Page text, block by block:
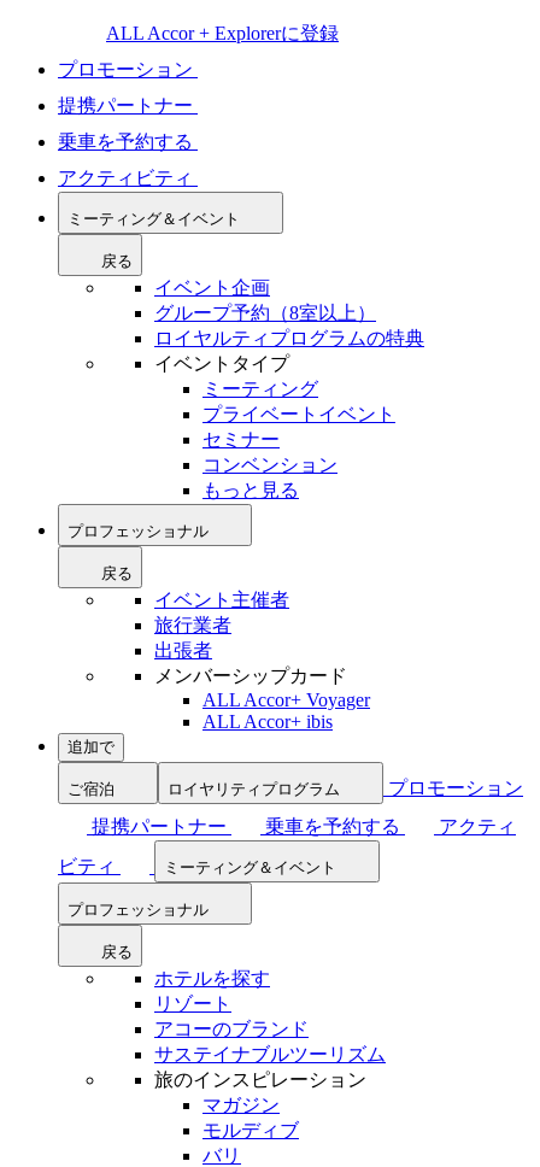
ALL Accor + Explorerに登録
プロモーション
提携パートナー
乗車を予約する
アクティビティ
ミーティング＆イベント
戻る
イベント企画
グループ予約（8室以上）
ロイヤルティプログラムの特典
イベントタイプ
ミーティング
プライベートイベント
セミナー
コンベンション
もっと見る
プロフェッショナル
戻る
イベント主催者
旅行業者
出張者
メンバーシップカード
ALL Accor+ Voyager
ALL Accor+ ibis
追加で
ご宿泊 ロイヤリティプログラム
プロモーション
提携パートナー
乗車を予約する
アクティ
ビティ
ミーティング＆イベント
プロフェッショナル
戻る
ホテルを探す
リゾート
アコーのブランド
サステイナブルツーリズム
旅のインスピレーション
マガジン
モルディブ
バリ